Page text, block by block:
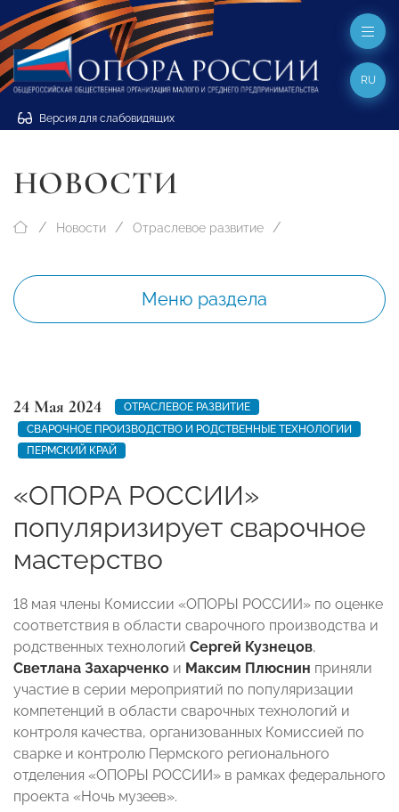
Версия для слабовидящих
RU
НОВОСТИ
Новости Отраслевое развитие
Меню раздела
24 Мая 2024
ОТРАСЛЕВОЕ РАЗВИТИЕ
СВАРОЧНОЕ ПРОИЗВОДСТВО И РОДСТВЕННЫЕ ТЕХНОЛОГИИ
ПЕРМСКИЙ КРАЙ
«ОПОРА РОССИИ»
популяризирует сварочное
мастерство
18 мая члены Комиссии «ОПОРЫ РОССИИ» по оценке
соответствия в области сварочного производства и
родственных технологий Сергей Кузнецов,
Светлана Захарченко и Максим Плюснин приняли
участие в серии мероприятий по популяризации
компетенций в области сварочных технологий и
контроля качества, организованных Комиссией по
сварке и контролю Пермского регионального
отделения «ОПОРЫ РОССИИ» в рамках федерального
проекта «Ночь музеев».